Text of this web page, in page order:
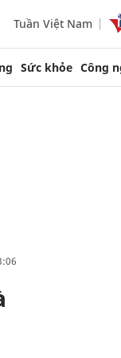
Tuần Việt Nam
Sức khỏe Công